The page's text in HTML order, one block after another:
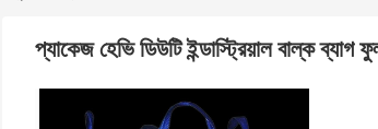
প্যাকেজ হেভি ডিউটি ​​ইন্ডাস্ট্রিয়াল বাল্ক ব্যাগ